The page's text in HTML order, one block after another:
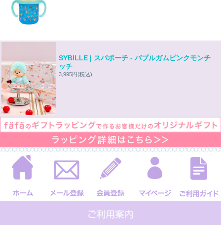
SYBILLE | スパポーチ - バブルガムピンクモンチ
ッチ
3,995円(税込)